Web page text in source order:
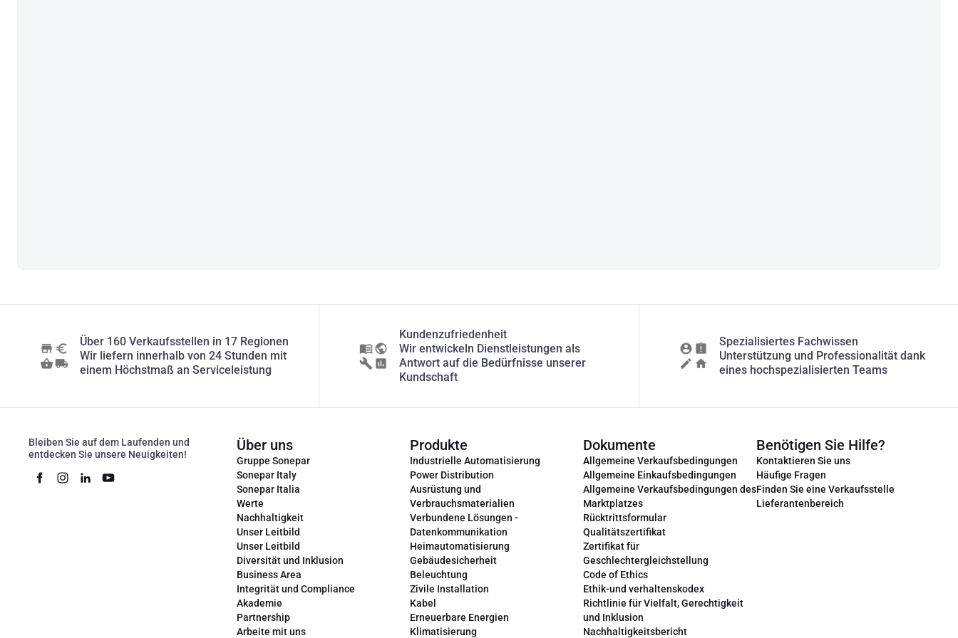
Über 160 Verkaufsstellen in 17 Regionen
Wir liefern innerhalb von 24 Stunden mit
einem Höchstmaß an Serviceleistung
Kundenzufriedenheit
Wir entwickeln Dienstleistungen als
Antwort auf die Bedürfnisse unserer
Kundschaft
Spezialisiertes Fachwissen
Unterstützung und Professionalität dank
eines hochspezialisierten Teams
Bleiben Sie auf dem Laufenden und
entdecken Sie unsere Neuigkeiten!
Über uns
Gruppe Sonepar
Sonepar Italy
Sonepar Italia
Werte
Nachhaltigkeit
Unser Leitbild
Unser Leitbild
Diversität und Inklusion
Business Area
Integrität und Compliance
Akademie
Partnership
Arbeite mit uns
Produkte
Industrielle Automatisierung
Power Distribution
Ausrüstung und
Verbrauchsmaterialien
Verbundene Lösungen -
Datenkommunikation
Heimautomatisierung
Gebäudesicherheit
Beleuchtung
Zivile Installation
Kabel
Erneuerbare Energien
Klimatisierung
Dokumente
Allgemeine Verkaufsbedingungen
Allgemeine Einkaufsbedingungen
Allgemeine Verkaufsbedingungen des
Marktplatzes
Rücktrittsformular
Qualitätszertifikat
Zertifikat für
Geschlechtergleichstellung
Code of Ethics
Ethik-und verhaltenskodex
Richtlinie für Vielfalt, Gerechtigkeit
und Inklusion
Nachhaltigkeitsbericht
Benötigen Sie Hilfe?
Kontaktieren Sie uns
Häufige Fragen
Finden Sie eine Verkaufsstelle
Lieferantenbereich